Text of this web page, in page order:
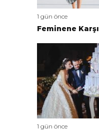
1 gün önce
Feminene Karşı
1 gün önce